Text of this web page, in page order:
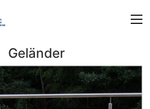
Geländer